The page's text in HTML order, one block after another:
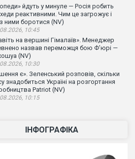
йдуть у минуле — Росія робить
реактивними. Чим це загрожує і
ними боротися (NV)
10:45
на вершині Гімалаїв». Менеджер
назвав переможця бою Ф’юрі —
(NV)
10:30
є». Зеленський розповів, скільки
знадобиться Україні на розгортання
Patriot (NV)
10:15
ІНФОГРАФІКА